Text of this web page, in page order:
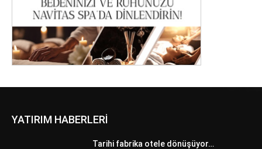
YATIRIM HABERLERİ
Tarihi fabrika otele dönüşüyor…